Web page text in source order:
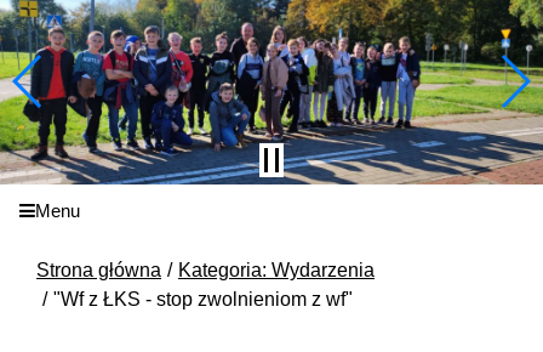
Menu
Strona główna
Kategoria: Wydarzenia
"Wf z ŁKS - stop zwolnieniom z wf"